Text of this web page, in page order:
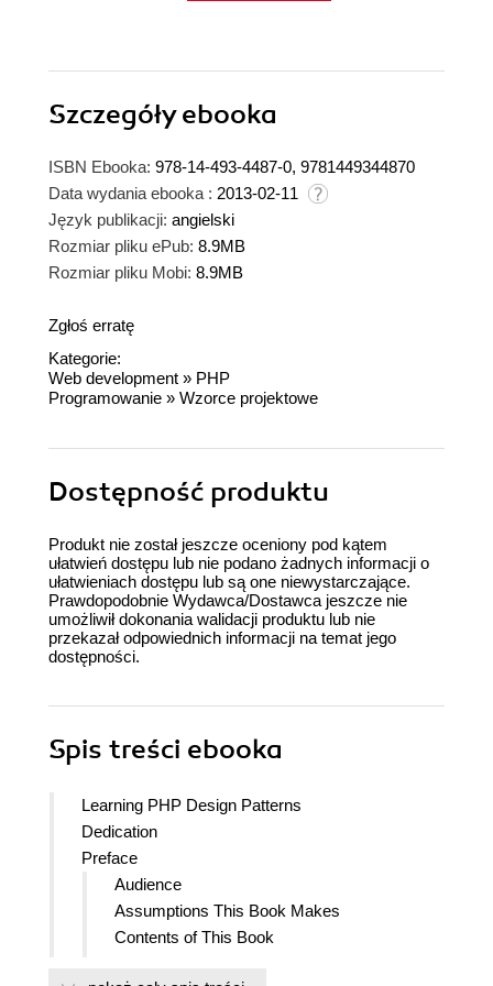
Szczegółyebooka
ISBN Ebooka: 978-14-493-4487-0, 9781449344870
Data wydania ebooka : 2013-02-11
Język publikacji: angielski
Rozmiar pliku ePub: 8.9MB
Rozmiar pliku Mobi: 8.9MB
Zgłoś erratę
Kategorie:
Web development » PHP
Programowanie » Wzorce projektowe
Dostępność produktu
Produkt nie został jeszcze oceniony pod kątem
ułatwień dostępu lub nie podano żadnych informacji o
ułatwieniach dostępu lub są one niewystarczające.
Prawdopodobnie Wydawca/Dostawca jeszcze nie
umożliwił dokonania walidacji produktu lub nie
przekazał odpowiednich informacji na temat jego
dostępności.
Spis treści ebooka
Learning PHP Design Patterns
Dedication
Preface
Audience
Assumptions This Book Makes
Contents of This Book